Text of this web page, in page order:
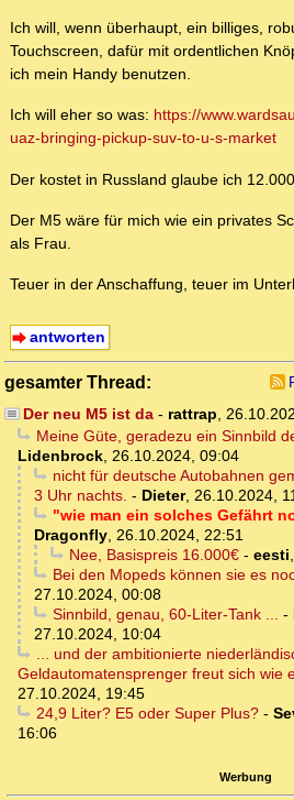
Ich will, wenn überhaupt, ein billiges,
Touchscreen, dafür mit ordentlichen
ich mein Handy benutzen.
Ich will eher so was: https://
uaz-bringing-pickup-suv-to-u-s-market
Der kostet in Russland glaube ich
Der M5 wäre für mich wie ein privates
als Frau.
Teuer in der Anschaffung, teuer im
antworten
gesamter Thread:
Der neu M5 ist da- rattrap,
Meine Güte, geradezu ein Sinnbild
Lidenbrock, 26.10.2024, 09:04
nicht für deutsche Autobahnen
3 Uhr nachts. - Dieter, 26.10.2024,
"wie man ein solches Gefährt
Dragonfly, 26.10.2024, 22:51
Nee, Basispreis 16.000€- eesti,
Bei den Mopeds können sie es
27.10.2024, 00:08
Sinnbild, genau, 60-Liter-Tank ... -
27.10.2024, 10:04
... und der ambitionierte
Geldautomatensprenger freut sich wie
27.10.2024, 19:45
24,9 Liter? E5 oder Super Plus?-
16:06
Werbung